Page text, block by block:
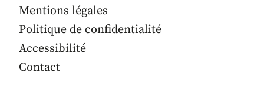
Mentions légales
Politique de confidentialité
Accessibilité
Contact